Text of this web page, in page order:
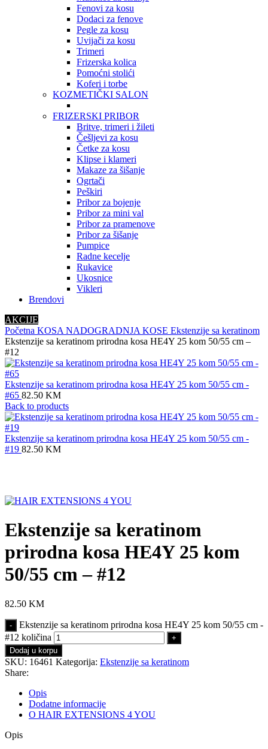
Fenovi za kosu
Dodaci za fenove
Pegle za kosu
Uvijači za kosu
Trimeri
Frizerska kolica
Pomoćni stolići
Koferi i torbe
KOZMETIČKI SALON
FRIZERSKI PRIBOR
Britve, trimeri i žileti
Češljevi za kosu
Četke za kosu
Klipse i klameri
Makaze za šišanje
Ogrtači
Peškiri
Pribor za bojenje
Pribor za mini val
Pribor za pramenove
Pribor za šišanje
Pumpice
Radne kecelje
Rukavice
Ukosnice
Vikleri
Brendovi
AKCIJE
Početna KOSA NADOGRADNJA KOSE Ekstenzije sa keratinom
Ekstenzije sa keratinom prirodna kosa HE4Y 25 kom 50/55 cm –
#12
Ekstenzije sa keratinom prirodna kosa HE4Y 25 kom 50/55 cm -
#65 82.50 KM
Back to products
Ekstenzije sa keratinom prirodna kosa HE4Y 25 kom 50/55 cm -
#19 82.50 KM
Ekstenzije sa keratinom
prirodna kosa HE4Y 25 kom
50/55 cm – #12
82.50 KM
Ekstenzije sa keratinom prirodna kosa HE4Y 25 kom 50/55 cm -
#12 količina
Dodaj u korpu
SKU: 16461 Kategorija: Ekstenzije sa keratinom
Share:
Opis
Dodatne informacije
O HAIR EXTENSIONS 4 YOU
Opis